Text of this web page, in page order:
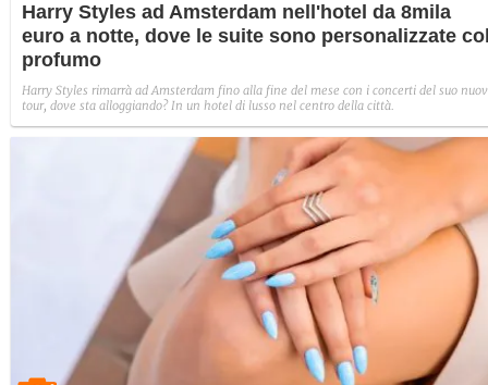
Harry Styles ad Amsterdam nell'hotel da 8mila
euro a notte, dove le suite sono personalizzate
profumo
Harry Styles rimarrà ad Amsterdam fino alla fine del mese con i concerti del suo
tour, dove sta alloggiando? In un hotel di lusso nel centro della città.